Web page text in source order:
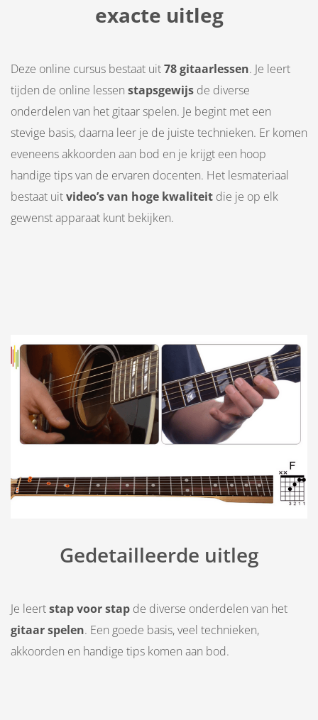
exacte uitleg
Deze online cursus bestaat uit78 gitaarlessen. Je leert
tijden de online lessen stapsgewijs de diverse
onderdelen van het gitaar spelen. Je begint met een
stevige basis, daarna leer je de juiste technieken. Er komen
eveneens akkoorden aan bod en je krijgt een hoop
handige tips van de ervaren docenten. Het lesmateriaal
bestaat uitvideo’s van hoge kwaliteit die je op elk
gewenst apparaat kunt bekijken.
Gedetailleerde uitleg
Je leertstap voor stap de diverse onderdelen van het
gitaar spelen. Een goede basis, veel technieken,
akkoorden en handige tips komen aan bod.